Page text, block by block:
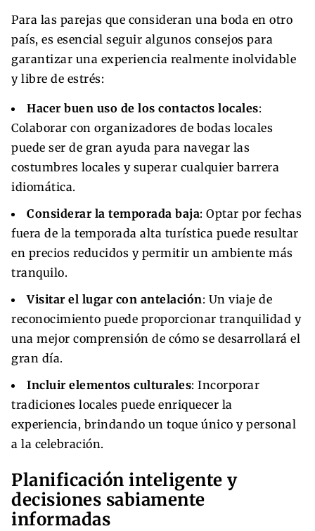
Para las parejas que consideran una boda en otro
país, es esencial seguir algunos consejos para
garantizar una experiencia realmente inolvidable
y libre de estrés:
Hacer buen uso de los contactos locales:
Colaborar con organizadores de bodas locales
puede ser de gran ayuda para navegar las
costumbres locales y superar cualquier barrera
idiomática.
Considerar la temporada baja: Optar por fechas
fuera de la temporada alta turística puede resultar
en precios reducidos y permitir un ambiente más
tranquilo.
Visitar el lugar con antelación: Un viaje de
reconocimiento puede proporcionar tranquilidad y
una mejor comprensión de cómo se desarrollará el
gran día.
Incluir elementos culturales: Incorporar
tradiciones locales puede enriquecer la
experiencia, brindando un toque único y personal
a la celebración.
Planificación inteligente y
decisiones sabiamente
informadas